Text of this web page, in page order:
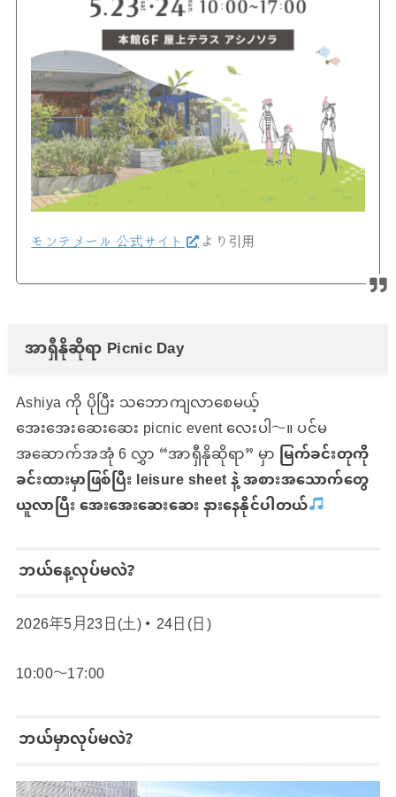
モンテメール 公式サイト より引用
အာရှီနိုဆိုရာ Picnic Day
Ashiya ကို ပိုပြီး သဘောကျလာစေမယ့်
အေးအေးဆေးဆေး picnic event လေးပါ〜။ ပင်မ
အဆောက်အအုံ 6 လွှာ “အာရှီနိုဆိုရာ” မှာမြက်ခင်းတုကို
ခင်းထားမှာဖြစ်ပြီးleisure sheet နဲ့ အစားအသောက်တွေ
ယူလာပြီး အေးအေးဆေးဆေး နားနေနိုင်ပါတယ်
ဘယ်နေ့လုပ်မလဲ?
2026年5月23日(土)・24日(日)
10:00〜17:00
ဘယ်မှာလုပ်မလဲ?